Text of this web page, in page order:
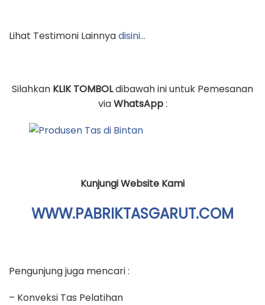
Lihat Testimoni Lainnyadisini…
Silahkan KLIK TOMBOLdibawah ini untuk Pemesanan
viaWhatsApp:
Kunjungi Website Kami
WWW.PABRIKTASGARUT.COM
Pengunjung juga mencari :
– Konveksi Tas Pelatihan